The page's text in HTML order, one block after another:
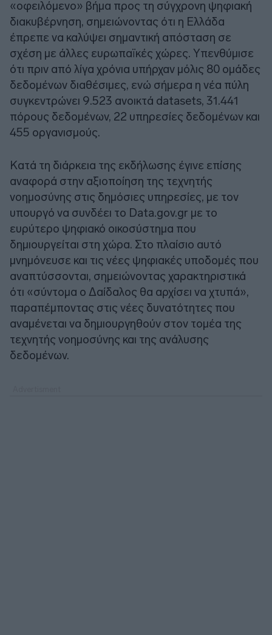
«οφειλόμενο» βήμα προς τη σύγχρονη ψηφιακή
διακυβέρνηση, σημειώνοντας ότι η Ελλάδα
έπρεπε να καλύψει σημαντική απόσταση σε
σχέση με άλλες ευρωπαϊκές χώρες. Υπενθύμισε
ότι πριν από λίγα χρόνια υπήρχαν μόλις 80 ομάδες
δεδομένων διαθέσιμες, ενώ σήμερα η νέα πύλη
συγκεντρώνει 9.523 ανοικτά datasets, 31.441
πόρους δεδομένων, 22 υπηρεσίες δεδομένων και
455 οργανισμούς.
Κατά τη διάρκεια της εκδήλωσης έγινε επίσης
αναφορά στην αξιοποίηση της τεχνητής
νοημοσύνης στις δημόσιες υπηρεσίες, με τον
υπουργό να συνδέει το Data.gov.gr με το
ευρύτερο ψηφιακό οικοσύστημα που
δημιουργείται στη χώρα. Στο πλαίσιο αυτό
μνημόνευσε και τις νέες ψηφιακές υποδομές που
αναπτύσσονται, σημειώνοντας χαρακτηριστικά
ότι «σύντομα ο Δαίδαλος θα αρχίσει να χτυπά»,
παραπέμποντας στις νέες δυνατότητες που
αναμένεται να δημιουργηθούν στον τομέα της
τεχνητής νοημοσύνης και της ανάλυσης
δεδομένων.